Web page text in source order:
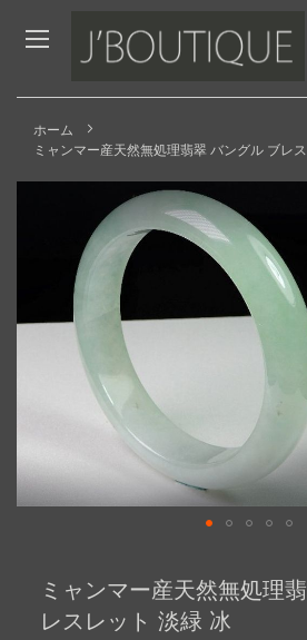
to
Content
ホーム
ミャンマー産天然無処理翡翠 バングル ブレ
Skip
gallery
beginning
ミャンマー産天然無処理
レスレット 淡緑 冰